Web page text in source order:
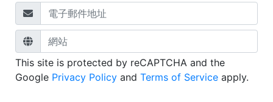
This site is protected by reCAPTCHA and the
Google Privacy Policy and Terms of Service apply.